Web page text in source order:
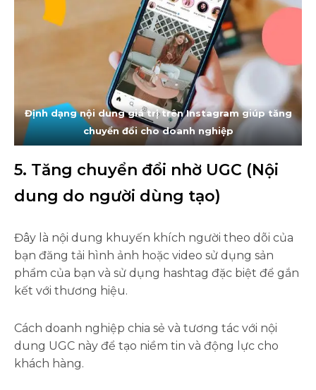
Định dạng nội dung giá trị trên Instagram giúp tăng
chuyển đổi cho doanh nghiệp
5. Tăng chuyển đổi nhờ UGC (Nội
dung do người dùng tạo)
Đây là nội dung khuyến khích người theo dõi của
bạn đăng tải hình ảnh hoặc video sử dụng sản
phẩm của bạn và sử dụng hashtag đặc biệt để gắn
kết với thương hiệu.
Cách doanh nghiệp chia sẻ và tương tác với nội
dung UGC này để tạo niềm tin và động lực cho
khách hàng.